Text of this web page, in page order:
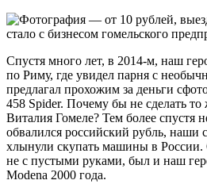
Спустя много лет, в 2014-м, наш
по Риму, где увидел парня с
предлагал прохожим за деньги
458 Spider. Почему бы не сделать
Виталия Гомеле? Тем более спустя
обвалился российский рубль, наши
хлынули скупать машины в России.
не с пустыми руками, был и наш
Modena 2000 года.